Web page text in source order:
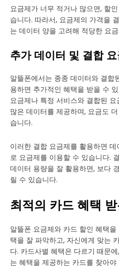
요금제가 너무 적거나 많으면, 할
습니다. 따라서, 요금제의 가격을
는 데이터 양을 고려해 적당한 요
추가 데이터 및 결합
알뜰폰에서는 종종 데이터와 결합
용하면 추가적인 혜택을 받을 수
요금제나 특정 서비스와 결합된
많은 데이터를 제공하며, 요금도
습니다.
이러한 결합 요금제를 활용하면
로 요금제를 이용할 수 있습니다.
데이터 용량을 잘 활용하면, 보다
릴 수 있습니다.
최적의 카드 혜택
알뜰폰 요금제와 카드 할인 혜택
택을 잘 파악하고, 자신에게 맞는
다. 카드사별 혜택은 다르기 때문
는 혜택을 제공하는 카드를 찾아야